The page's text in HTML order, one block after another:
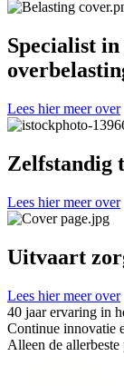
Specialist
Lees hier meer over
Zelfstandig
Lees hier meer over
Uitvaart
Lees hier meer over
40 jaar ervaring in
Continue innovatie
Alleen de allerbeste